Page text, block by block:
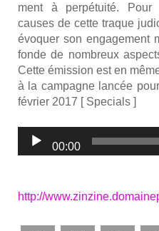
ment à per­pé­tui­té. Pour
causes de cette traque
évo­quer son enga­ge­ment
fonde de nom­breux
Cette émis­sion est en
à la cam­pagne lan­cée
février 2017 [ Spe­cials ]
Lecteur
00:00
http://